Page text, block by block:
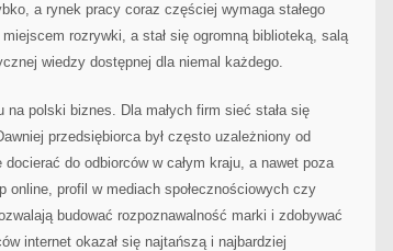
a rynek pracy coraz częściej wymaga stałego
rozrywki, a stał się ogromną biblioteką, salą
wiedzy dostępnej dla niemal każdego.
na polski biznes. Dla małych firm sieć stała się
przedsiębiorca był często uzależniony od
do odbiorców w całym kraju, a nawet poza
online, profil w mediach społecznościowych czy
budować rozpoznawalność marki i zdobywać
internet okazał się najtańszą i najbardziej